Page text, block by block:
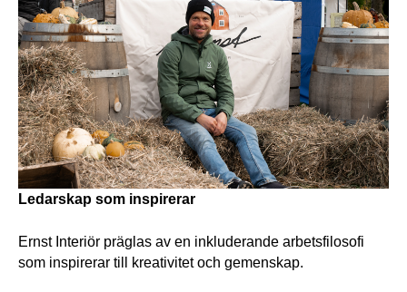
Ledarskap som inspirerar
Ernst Interiör präglas av en inkluderande arbetsfilosofi
som inspirerar till kreativitet och gemenskap.